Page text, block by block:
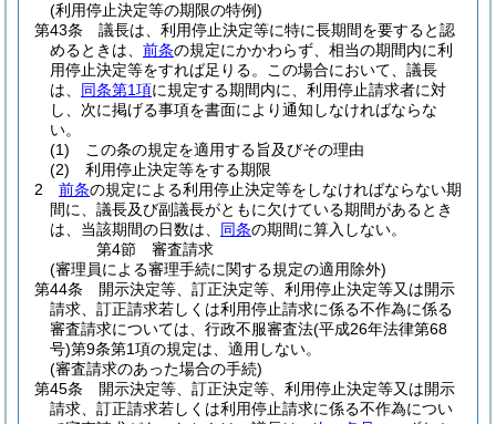
(利用停止決定等の期限の特例)
第43条
議長は、利用停止決定等に特に長期間を要すると認
めるときは、 前条の規定にかかわらず、相当の期間内に利
用停止決定等をすれば足りる。
この場合において、議長
は、 同条第1項に規定する期間内に、利用停止請求者に対
し、次に掲げる事項を書面により通知しなければならな
い。
(1)
この条の規定を適用する旨及びその理由
(2)
利用停止決定等をする期限
2
前条の規定による利用停止決定等をしなければならない期
間に、議長及び副議長がともに欠けている期間があるとき
は、当該期間の日数は、 同条の期間に算入しない。
第4節
審査請求
(審理員による審理手続に関する規定の適用除外)
第44条
開示決定等、訂正決定等、利用停止決定等又は開示
請求、訂正請求若しくは利用停止請求に係る不作為に係る
審査請求については、行政不服審査法(平成26年法律第68
号)第9条第1項の規定は、適用しない。
(審査請求のあった場合の手続)
第45条
開示決定等、訂正決定等、利用停止決定等又は開示
請求、訂正請求若しくは利用停止請求に係る不作為につい